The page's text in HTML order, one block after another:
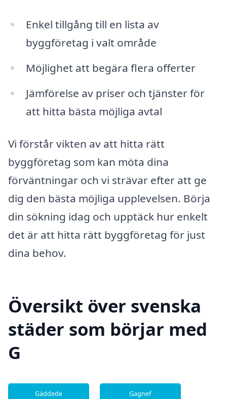
Enkel tillgång till en lista av
byggföretag i valt område
Möjlighet att begära flera offerter
Jämförelse av priser och tjänster för
att hitta bästa möjliga avtal
Vi förstår vikten av att hitta rätt
byggföretag som kan möta dina
förväntningar och vi strävar efter att ge
dig den bästa möjliga upplevelsen. Börja
din sökning idag och upptäck hur enkelt
det är att hitta rätt byggföretag för just
dina behov.
Översikt över svenska
städer som börjar med
G
Gäddede Gagnef